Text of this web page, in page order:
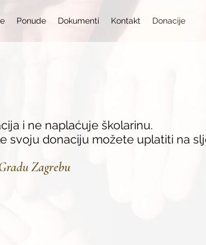
Ponude Dokumenti Kontakt Donacije
i ne naplaćuje školarinu.
svoju donaciju možete uplatiti na
Zagrebu